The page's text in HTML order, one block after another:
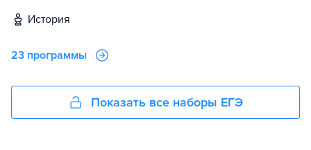
история
23 программы
Показать все наборы ЕГЭ